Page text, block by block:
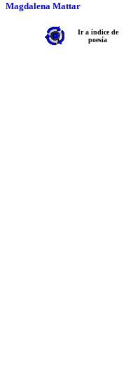
Magdalena Mattar
Ir a índice de
poesía